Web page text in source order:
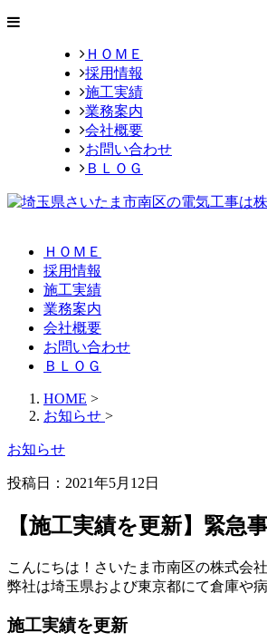
ＨＯＭＥ
採用情報
施工実績
業務案内
会社概要
お問い合わせ
ＢＬＯＧ
ＨＯＭＥ
採用情報
施工実績
業務案内
会社概要
お問い合わせ
ＢＬＯＧ
HOME >
お知らせ >
お知らせ
投稿日：2021年5月12日
【施工実績を更新】緊急
こんにちは！さいたま市南区の株式会
弊社は埼玉県および東京都にて倉庫や
施工実績を更新